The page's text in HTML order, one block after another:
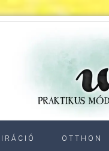
OTTHON